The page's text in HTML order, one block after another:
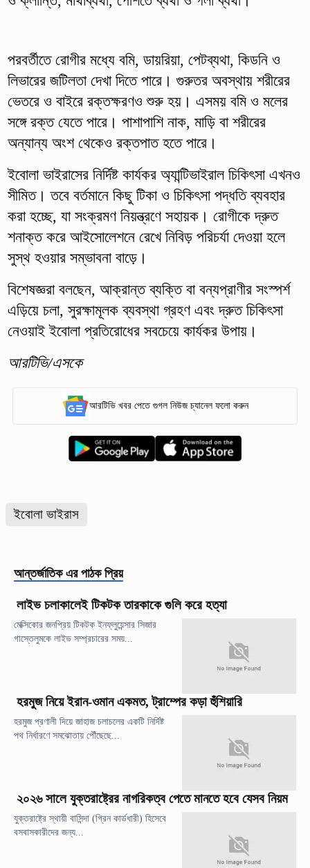
পরবর্তীতে রোগীর মধ্যে বমি, ডায়রিয়া, পেটব্যথা, কিডনি ও
লিভারের জটিলতা দেখা দিতে পারে। গুরুতর অবস্থায় শরীরের
ভেতরে ও বাইরে রক্তক্ষরণও শুরু হয়। এসময় বমি ও মলের
সঙ্গে রক্ত যেতে পারে। পাশাপাশি নাক, মাড়ি বা শরীরের
অন্যান্য অংশ থেকেও রক্তপাত হতে পারে।
ইবোলা ভাইরাসের নির্দিষ্ট কার্যকর অ্যান্টিভাইরাল চিকিৎসা এখনও
সীমিত। তবে বর্তমানে কিছু টিকা ও চিকিৎসা পদ্ধতি ব্যবহার
করা হচ্ছে, যা সংক্রমণ নিয়ন্ত্রণে সহায়ক। রোগীকে দ্রুত
শনাক্ত করে আইসোলেশনে রেখে নিবিড় পরিচর্যা দেওয়া হলে
সুস্থ হওয়ার সম্ভাবনা বাড়ে।
বিশেষজ্ঞরা বলছেন, আক্রান্ত ব্যক্তি বা বন্যপ্রাণীর সংস্পর্শ
এড়িয়ে চলা, সুরক্ষামূলক ব্যবস্থা গ্রহণ এবং দ্রুত চিকিৎসা
নেওয়াই ইবোলা প্রতিরোধের সবচেয়ে কার্যকর উপায়।
আরটিভি/এসকে
আরটিভি খবর পেতে গুগল নিউজ চ্যানেল ফলো করুন
ইবোলা ভাইরাস
আন্তর্জাতিক এর পাঠক প্রিয়
লাইভ চলাকালেই টিকটক তারকাকে গুলি করে হত্যা
মেক্সিকোর জনপ্রিয় টিকটক ইনফ্লুয়েন্সার সিজার
গাস্তেলুমকে লাইভ সম্প্রচারের সময়...
হরমুজ নিয়ে ইরান-ওমান একমত, ট্রাম্পের কড়া হুঁশিয়ারি
হরমুজ প্রণালী দিয়ে জাহাজ চলাচলের একটি নির্দিষ্ট
পথ নির্ধারণে সমঝোতায় পৌঁছেছে...
২০২৬ সালে যুক্তরাষ্ট্রের নাগরিকত্ব পেতে মানতে হবে যেসব নিয়ম
যুক্তরাষ্ট্রে স্থায়ী বাসিন্দা (গ্রিন কার্ডধারী) হিসেবে
বসবাসকারীদের জন্য...